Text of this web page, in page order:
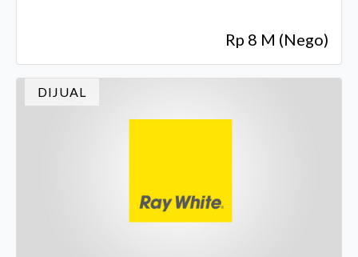
Rp 8 M (Nego)
DIJUAL